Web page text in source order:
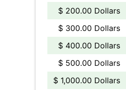
$ 200.00 Dollars
$ 300.00 Dollars
$ 400.00 Dollars
$ 500.00 Dollars
$ 1,000.00 Dollars